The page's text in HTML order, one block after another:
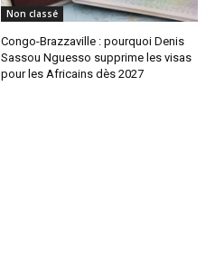
Non classé
Congo-Brazzaville : pourquoi Denis
Sassou Nguesso supprime les visas
pour les Africains dès 2027